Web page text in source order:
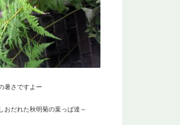
暑さですよー
おだれた秋明菊の葉っぱ達​～